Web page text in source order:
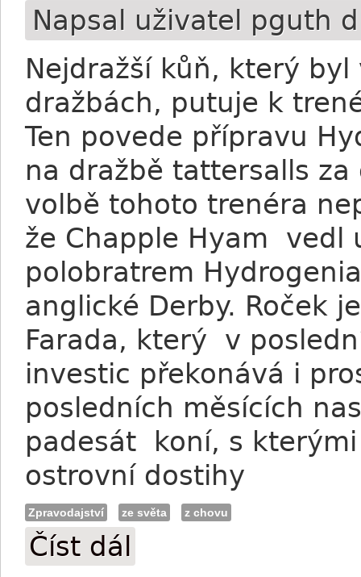
Napsal uživatel pguth
Nejdražší kůň, který
dražbách, putuje k
Ten povede přípravu
na dražbě tattersalls
volbě tohoto trenéra
že Chapple Hyam
polobratrem
anglické Derby. Roček
Farada, který v
investic překonává i
posledních měsících
padesát koní, s
ostrovní dostihy
Zpravodajství ze světa z chovu
Číst dál